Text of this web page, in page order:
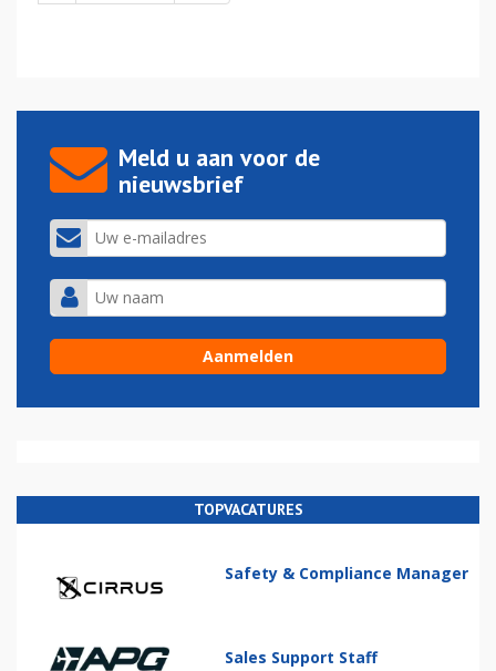
Meld u aan voor de
nieuwsbrief
TOPVACATURES
Safety & Compliance Manager
Sales Support Staff